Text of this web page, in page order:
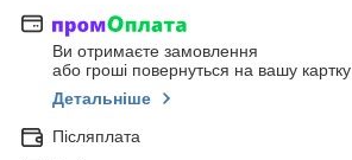
Ви отримаєте замовлення
або гроші повернуться на вашу картку
Детальніше
Післяплата